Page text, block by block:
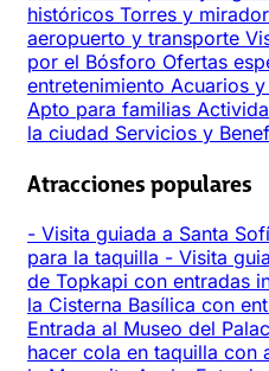
históricos Torres y
aeropuerto y transporte
por el Bósforo Ofertas
entretenimiento Acuarios
Apto para familias
la ciudad Servicios y
Atracciones populares
- Visita guiada a Santa
para la taquilla - Visita
de Topkapi con entradas
la Cisterna Basílica con
Entrada al Museo del
hacer cola en taquilla con